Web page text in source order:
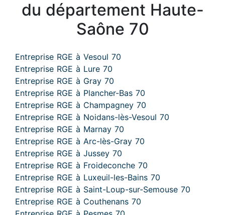
du département Haute-
Saône 70
Entreprise RGE à Vesoul 70
Entreprise RGE à Lure 70
Entreprise RGE à Gray 70
Entreprise RGE à Plancher-Bas 70
Entreprise RGE à Champagney 70
Entreprise RGE à Noidans-lès-Vesoul 70
Entreprise RGE à Marnay 70
Entreprise RGE à Arc-lès-Gray 70
Entreprise RGE à Jussey 70
Entreprise RGE à Froideconche 70
Entreprise RGE à Luxeuil-les-Bains 70
Entreprise RGE à Saint-Loup-sur-Semouse 70
Entreprise RGE à Couthenans 70